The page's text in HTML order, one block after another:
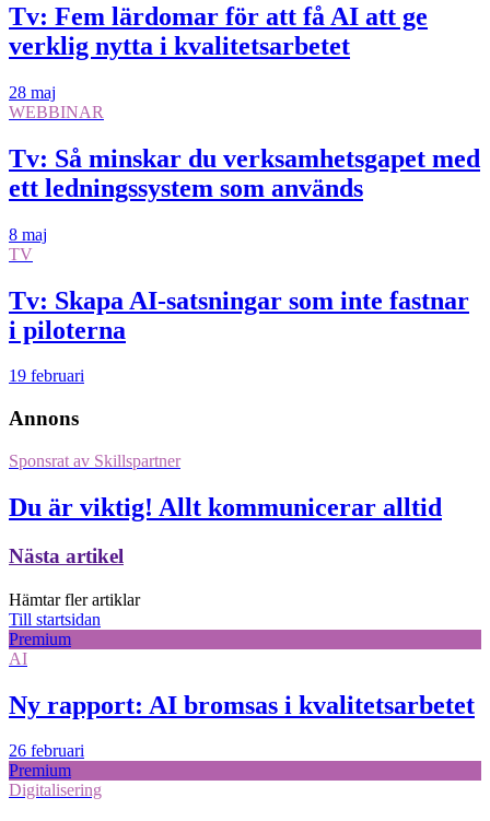
Tv: Fem lärdomar för att få AI att ge
verklig nytta i kvalitetsarbetet
28 maj
WEBBINAR
Tv: Så minskar du verksamhetsgapet med
ett ledningssystem som används
8 maj
TV
Tv: Skapa AI-satsningar som inte fastnar
i piloterna
19 februari
Annons
Sponsrat av Skillspartner
Du är viktig! Allt kommunicerar alltid
Nästa artikel
Hämtar fler artiklar
Till startsidan
Premium
AI
Ny rapport: AI bromsas i kvalitetsarbetet
26 februari
Premium
Digitalisering